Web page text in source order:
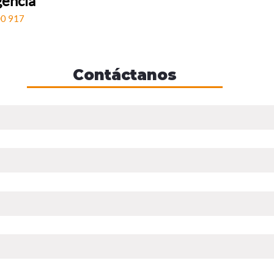
917
Contáctanos